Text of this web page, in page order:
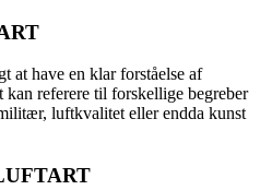
at have en klar forståelse af
referere til forskellige begreber
luftkvalitet eller endda kunst